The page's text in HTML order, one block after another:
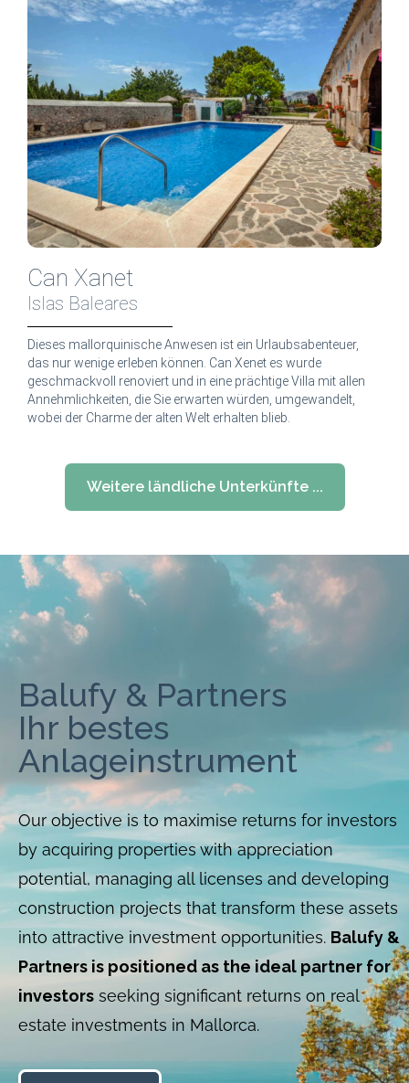
Can Xanet
Islas Baleares
Dieses mallorquinische Anwesen ist ein Urlaubsabenteuer,
das nur wenige erleben können. Can Xenet es wurde
geschmackvoll renoviert und in eine prächtige Villa mit allen
Annehmlichkeiten, die Sie erwarten würden, umgewandelt,
wobei der Charme der alten Welt erhalten blieb.
Weitere ländliche Unterkünfte ...
Balufy & Partners
Ihr bestes
Anlageinstrument
Our objective is to maximise returns for investors
by acquiring properties with appreciation
potential, managing all licenses and developing
construction projects that transform these assets
into attractive investment opportunities. Balufy &
Partners is positioned as the ideal partner for
investors seeking significant returns on real
estate investments in Mallorca.